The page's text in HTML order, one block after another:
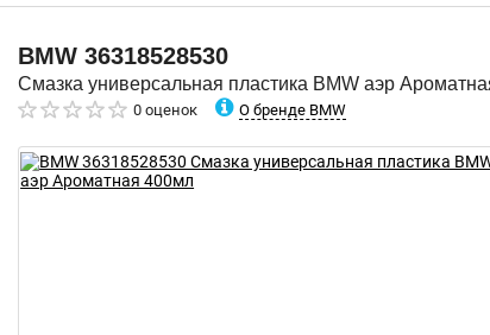
BMW 36318528530
Смазка универсальная пластика BMW аэр
0 оценок О бренде BMW